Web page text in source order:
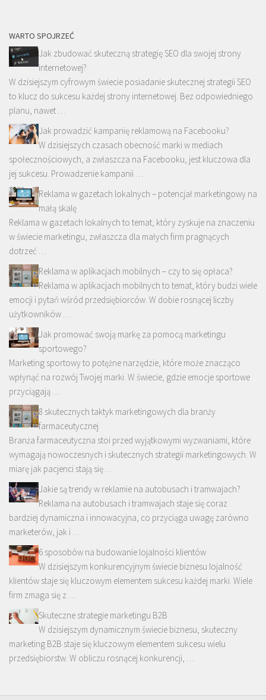
WARTO SPOJRZEĆ
Jak zbudować skuteczną strategię SEO dla swojej strony
internetowej?
W dzisiejszym cyfrowym świecie posiadanie skutecznej strategii SEO
to klucz do sukcesu każdej strony internetowej. Bez odpowiedniego
planu, nawet …
Jak prowadzić kampanię reklamową na Facebooku?
W dzisiejszych czasach obecność marki w mediach
społecznościowych, a zwłaszcza na Facebooku, jest kluczowa dla
jej sukcesu. Prowadzenie kampanii …
Reklama w gazetach lokalnych – potencjał marketingowy na
małą skalę
Reklama w gazetach lokalnych to temat, który zyskuje na znaczeniu
w świecie marketingu, zwłaszcza dla małych firm pragnących
dotrzeć …
Reklama w aplikacjach mobilnych – czy to się opłaca?
Reklama w aplikacjach mobilnych to temat, który budzi wiele
emocji i pytań wśród przedsiębiorców. W dobie rosnącej liczby
użytkowników …
Jak promować swoją markę za pomocą marketingu
sportowego?
Marketing sportowy to potężne narzędzie, które może znacząco
wpłynąć na rozwój Twojej marki. W świecie, gdzie emocje sportowe
przyciągają …
8 skutecznych taktyk marketingowych dla branży
farmaceutycznej
Branża farmaceutyczna stoi przed wyjątkowymi wyzwaniami, które
wymagają nowoczesnych i skutecznych strategii marketingowych. W
miarę jak pacjenci stają się …
Jakie są trendy w reklamie na autobusach i tramwajach?
Reklama na autobusach i tramwajach staje się coraz
bardziej dynamiczna i innowacyjna, co przyciąga uwagę zarówno
marketerów, jak i …
6 sposobów na budowanie lojalności klientów
W dzisiejszym konkurencyjnym świecie biznesu lojalność
klientów staje się kluczowym elementem sukcesu każdej marki. Wiele
firm zmaga się z …
Skuteczne strategie marketingu B2B
W dzisiejszym dynamicznym świecie biznesu, skuteczny
marketing B2B staje się kluczowym elementem sukcesu wielu
przedsiębiorstw. W obliczu rosnącej konkurencji, …